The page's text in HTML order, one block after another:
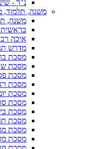
נ"ך -
משנה, תלמוד,
משנה,
איכה
מדרש
מסכת
מסכת
מסכת
מסכת
מסכת
מסכת
מסכת
מסכת
מסכת
מסכת